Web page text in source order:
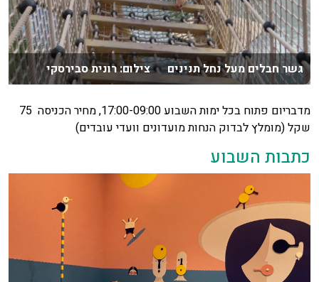
גשר חבלים מעל נחל תנינים צילום: רונית סבירסקי
מדבריום פתוח בכל ימות השבוע 17:00-09:00, מחיר הכניסה 75
שקל (מומלץ לבדוק הנחות מועדונים וועדי עובדים)
כתבות השבוע